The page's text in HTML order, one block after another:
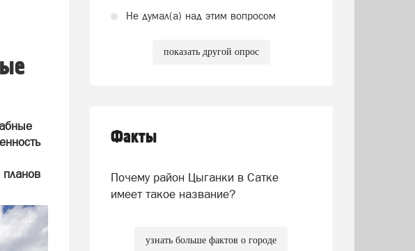
Не думал(а) над этим вопросом
показать другой опрос
Факты
Почему район Цыганки в Сатке
имеет такое название?
узнать больше фактов о городе